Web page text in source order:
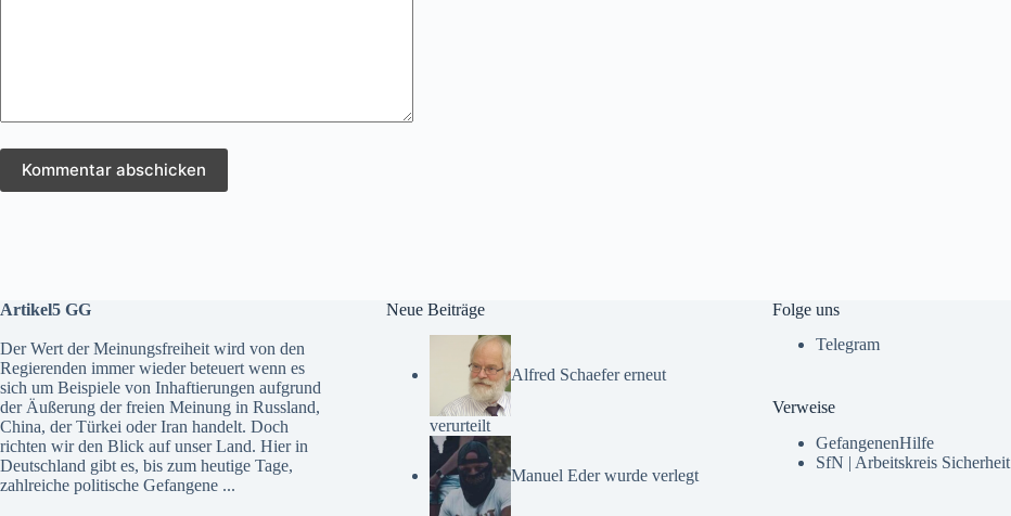
Kommentar abschicken
Artikel5 GG
Der Wert der Meinungsfreiheit wird von den
Regierenden immer wieder beteuert wenn es
sich um Beispiele von Inhaftierungen aufgrund
der Äußerung der freien Meinung in Russland,
China, der Türkei oder Iran handelt. Doch
richten wir den Blick auf unser Land. Hier in
Deutschland gibt es, bis zum heutige Tage,
zahlreiche politische Gefangene ...
Neue Beiträge
Alfred Schaefer erneut
verurteilt
Manuel Eder wurde verlegt
Folge uns
Telegram
Verweise
GefangenenHilfe
SfN | Arbeitskreis Sicherheit